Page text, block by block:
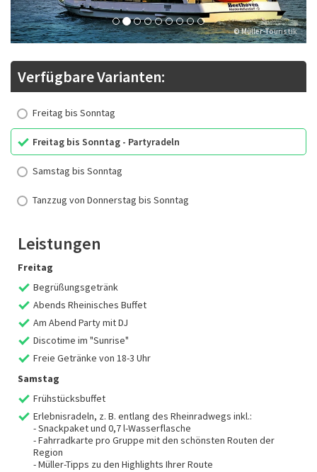
© Müller-Touristik
Verfügbare Varianten:
Freitag bis Sonntag
Freitag bis Sonntag - Partyradeln
Samstag bis Sonntag
Tanzzug von Donnerstag bis Sonntag
Leistungen
Freitag
Begrüßungsgetränk
Abends Rheinisches Buffet
Am Abend Party mit DJ
Discotime im "Sunrise"
Freie Getränke von 18-3 Uhr
Samstag
Frühstücksbuffet
Erlebnisradeln, z. B. entlang des Rheinradwegs inkl.:
- Snackpaket und 0,7 l-Wasserflasche
- Fahrradkarte pro Gruppe mit den schönsten Routen der
Region
- Müller-Tipps zu den Highlights Ihrer Route